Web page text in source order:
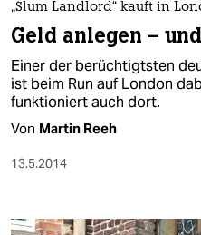
„Slum Landlord“ kauft in
Geld anlegen –
Einer der berüchtigtsten
ist beim Run auf London
funktioniert auch dort.
Von Martin Reeh
13.5.2014